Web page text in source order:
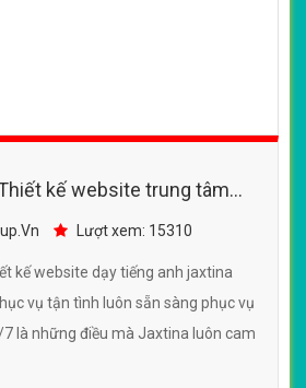
kế website trung tâm
đẹp SEO tốt
Lượt xem: 15310
kế website dạy tiếng anh jaxtina
vụ tận tình luôn sẵn sàng phục vụ
là những điều mà Jaxtina luôn cam